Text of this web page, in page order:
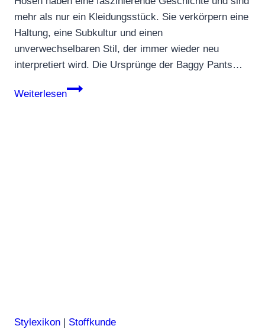
mehr als nur ein Kleidungsstück. Sie verkörpern eine
Haltung, eine Subkultur und einen
unverwechselbaren Stil, der immer wieder neu
interpretiert wird. Die Ursprünge der Baggy Pants…
Weiterlesen
Baggy
Stylexikon Stoffkunde